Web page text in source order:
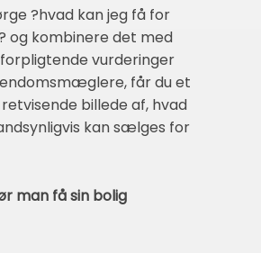
?hvad kan jeg få for
og kombinere det med
vurderinger
får du et
billede af, hvad
kan sælges for
man få sin bolig